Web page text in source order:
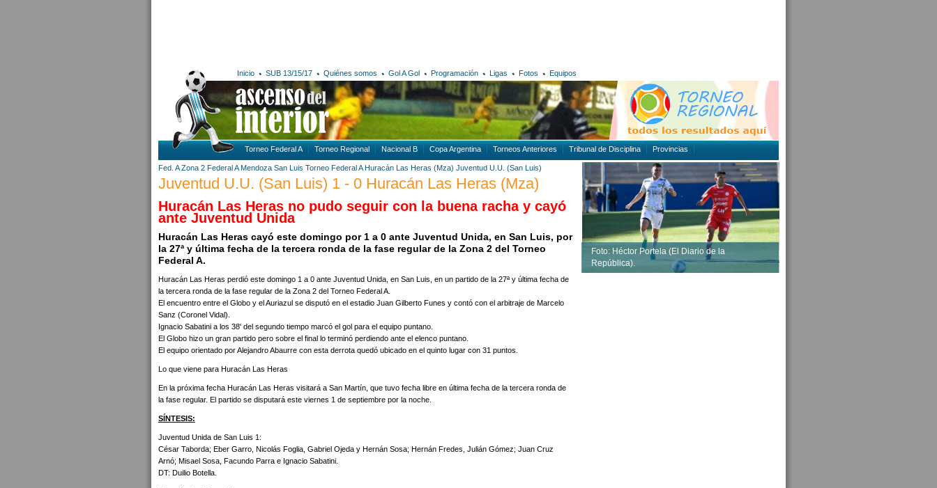
Inicio SUB 13/15/17 Quiénes somos Gol A Gol Programación Ligas Fotos Equipos
Torneo Federal A Torneo Regional Nacional B Copa Argentina Torneos Anteriores Tribunal de Disciplina Provincias
Fed. A Zona 2 Federal A Mendoza San Luis Torneo Federal A Huracán Las Heras (Mza) Juventud U.U. (San Luis)
Juventud U.U. (San Luis) 1 - 0 Huracán Las Heras (Mza)
Huracán Las Heras no pudo seguir con la buena racha y cayó
ante Juventud Unida
Huracán Las Heras cayó este domingo por 1 a 0 ante Juventud Unida, en San Luis, por
la 27ª y última fecha de la tercera ronda de la fase regular de la Zona 2 del Torneo
Federal A.
Huracán Las Heras perdió este domingo 1 a 0 ante Juventud Unida, en San Luis, en un partido de la 27ª y última fecha de
la tercera ronda de la fase regular de la Zona 2 del Torneo Federal A.
El encuentro entre el Globo y el Auriazul se disputó en el estadio Juan Gilberto Funes y contó con el arbitraje de Marcelo
Sanz (Coronel Vidal).
Ignacio Sabatini a los 38' del segundo tiempo marcó el gol para el equipo puntano.
El Globo hizo un gran partido pero sobre el final lo terminó perdiendo ante el elenco puntano.
El equipo orientado por Alejandro Abaurre con esta derrota quedó ubicado en el quinto lugar con 31 puntos.
Lo que viene para Huracán Las Heras
En la próxima fecha Huracán Las Heras visitará a San Martín, que tuvo fecha libre en última fecha de la tercera ronda de
la fase regular. El partido se disputará este viernes 1 de septiembre por la noche.
SÍNTESIS:
Juventud Unida de San Luis 1:
César Taborda; Eber Garro, Nicolás Foglia, Gabriel Ojeda y Hernán Sosa; Hernán Fredes, Julián Gómez; Juan Cruz
Arnó; Misael Sosa, Facundo Parra e Ignacio Sabatini.
DT: Duilio Botella.
Foto: Héctor Portela (El Diario de la
República).